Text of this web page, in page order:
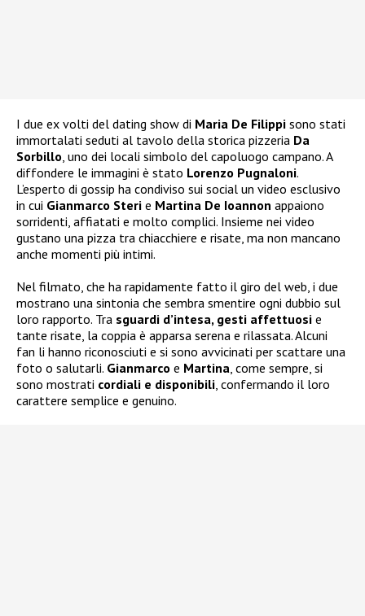
I due ex volti del dating show di Maria De Filippi sono stati
immortalati seduti al tavolo della storica pizzeria Da
Sorbillo, uno dei locali simbolo del capoluogo campano. A
diffondere le immagini è stato Lorenzo Pugnaloni.
L’esperto di gossip ha condiviso sui social un video esclusivo
in cui Gianmarco Steri e Martina De Ioannon appaiono
sorridenti, affiatati e molto complici. Insieme nei video
gustano una pizza tra chiacchiere e risate, ma non mancano
anche momenti più intimi.
Nel filmato, che ha rapidamente fatto il giro del web, i due
mostrano una sintonia che sembra smentire ogni dubbio sul
loro rapporto. Tra sguardi d’intesa, gesti affettuosi e
tante risate, la coppia è apparsa serena e rilassata. Alcuni
fan li hanno riconosciuti e si sono avvicinati per scattare una
foto o salutarli. Gianmarco e Martina, come sempre, si
sono mostrati cordiali e disponibili, confermando il loro
carattere semplice e genuino.